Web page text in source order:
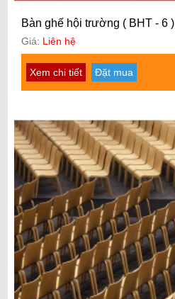
Bàn ghế hội trường ( BHT - 6 )
Giá: Liên hệ
Xem chi tiết Đặt mua